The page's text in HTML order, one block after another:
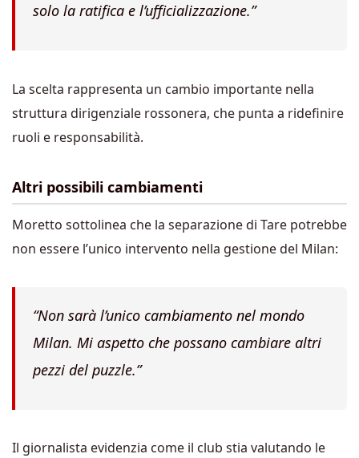
solo la ratifica e l’ufficializzazione.”
La scelta rappresenta un cambio importante nella
struttura dirigenziale rossonera, che punta a ridefinire
ruoli e responsabilità.
Altri possibili cambiamenti
Moretto sottolinea che la separazione di Tare potrebbe
non essere l’unico intervento nella gestione del Milan:
“Non sarà l’unico cambiamento nel mondo
Milan. Mi aspetto che possano cambiare altri
pezzi del puzzle.”
Il giornalista evidenzia come il club stia valutando le